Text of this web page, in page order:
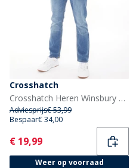
Crosshatch
Crosshatch Heren Winsbury Bootcut Jeans Stone Wash
Adviesprijs€ 53,99
Bespaar€ 34,00
Current
€ 19,99
Weer op voorraad